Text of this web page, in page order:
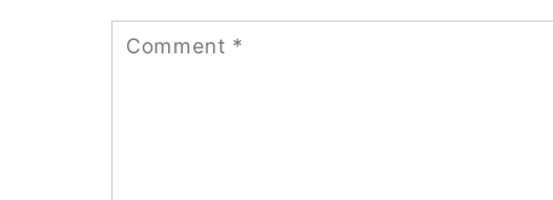
Comment *